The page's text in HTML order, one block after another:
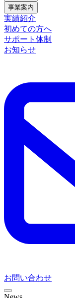
事業案内
実績紹介
初めての方へ
サポート体制
お知らせ
お問い合わせ